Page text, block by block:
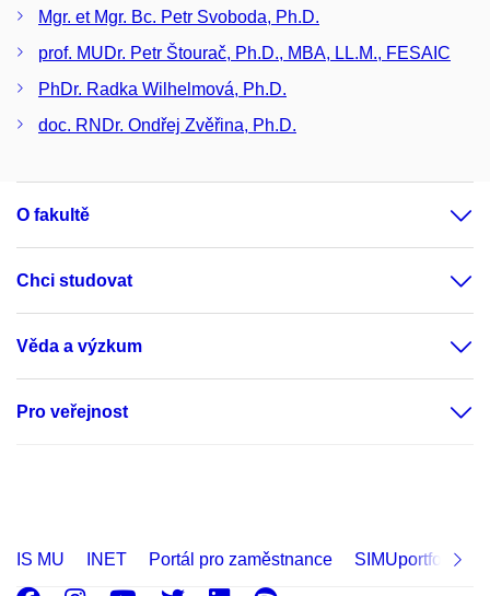
Mgr. et Mgr. Bc. Petr Svoboda, Ph.D.
prof. MUDr. Petr Štourač, Ph.D., MBA, LL.M., FESAIC
PhDr. Radka Wilhelmová, Ph.D.
doc. RNDr. Ondřej Zvěřina, Ph.D.
O fakultě
Chci studovat
Věda a výzkum
Pro veřejnost
IS MU INET Portál pro zaměstnance SIMUportfolio